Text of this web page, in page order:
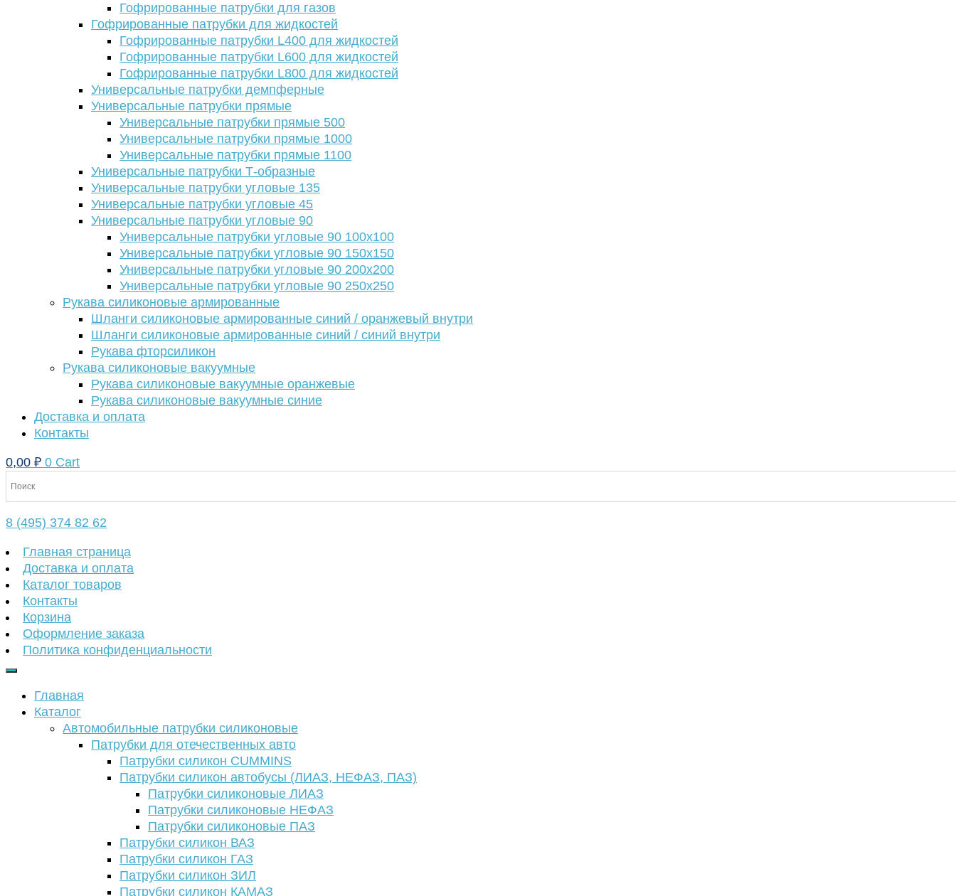
Гофрированные патрубки для газов
Гофрированные патрубки для жидкостей
Гофрированные патрубки L400 для жидкостей
Гофрированные патрубки L600 для жидкостей
Гофрированные патрубки L800 для жидкостей
Универсальные патрубки демпферные
Универсальные патрубки прямые
Универсальные патрубки прямые 500
Универсальные патрубки прямые 1000
Универсальные патрубки прямые 1100
Универсальные патрубки Т-образные
Универсальные патрубки угловые 135
Универсальные патрубки угловые 45
Универсальные патрубки угловые 90
Универсальные патрубки угловые 90 100х100
Универсальные патрубки угловые 90 150х150
Универсальные патрубки угловые 90 200х200
Универсальные патрубки угловые 90 250х250
Рукава силиконовые армированные
Шланги силиконовые армированные синий / оранжевый внутри
Шланги силиконовые армированные синий / синий внутри
Рукава фторсиликон
Рукава силиконовые вакуумные
Рукава силиконовые вакуумные оранжевые
Рукава силиконовые вакуумные синие
Доставка и оплата
Контакты
0,00 ₽ 0 Cart
8 (495) 374 82 62
Главная страница
Доставка и оплата
Каталог товаров
Контакты
Корзина
Оформление заказа
Политика конфиденциальности
Главная
Каталог
Автомобильные патрубки силиконовые
Патрубки для отечественных авто
Патрубки силикон CUMMINS
Патрубки силикон автобусы (ЛИАЗ, НЕФАЗ, ПАЗ)
Патрубки силиконовые ЛИАЗ
Патрубки силиконовые НЕФАЗ
Патрубки силиконовые ПАЗ
Патрубки силикон ВАЗ
Патрубки силикон ГАЗ
Патрубки силикон ЗИЛ
Патрубки силикон КАМАЗ